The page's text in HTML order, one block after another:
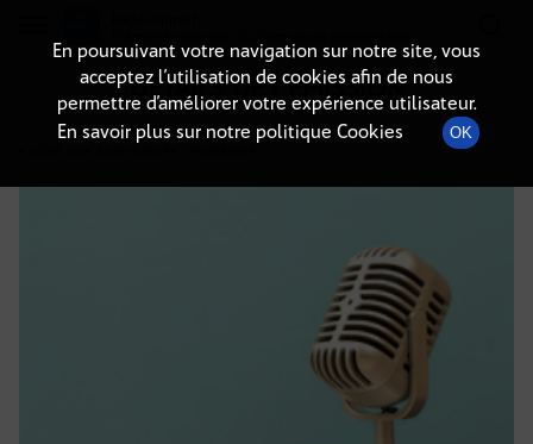
DÉTAILS DE L'ÉMISSION
En poursuivant votre navigation sur notre site, vous
acceptez l’utilisation de cookies afin de nous
permettre d’améliorer votre expérience utilisateur.
En savoir plus sur notre politique Cookies
OK